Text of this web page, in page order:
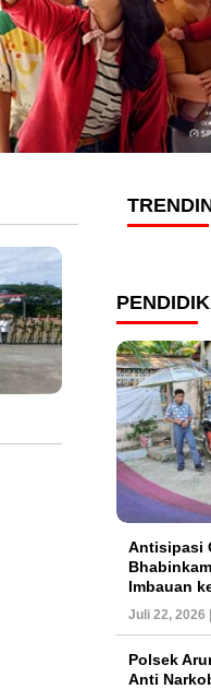
Antisipasi
Imbauan
Juli 22, 2026
Polsek
Anti